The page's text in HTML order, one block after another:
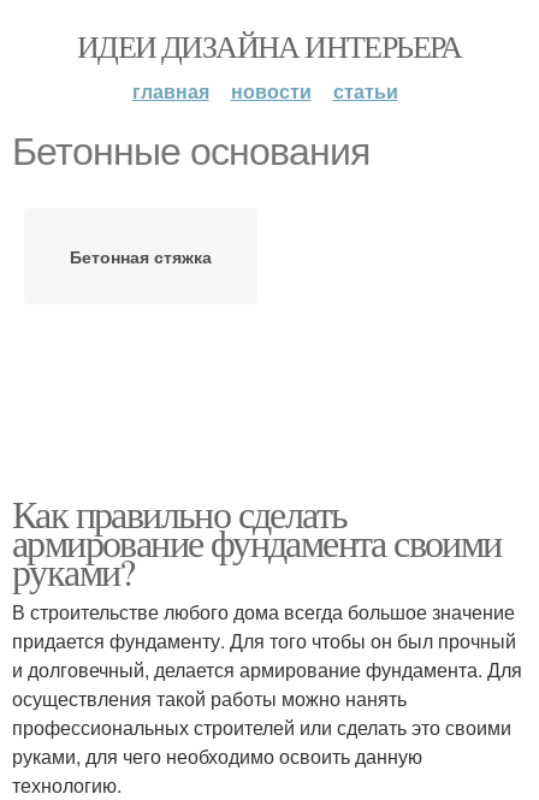
ИДЕИ ДИЗАЙНА ИНТЕРЬЕРА
главная новости статьи
Бетонные основания
Бетонная стяжка
Как правильно сделать
армирование фундамента своими
руками?
В строительстве любого дома всегда большое значение
придается фундаменту. Для того чтобы он был прочный
и долговечный, делается армирование фундамента. Для
осуществления такой работы можно нанять
профессиональных строителей или сделать это своими
руками, для чего необходимо освоить данную
технологию.